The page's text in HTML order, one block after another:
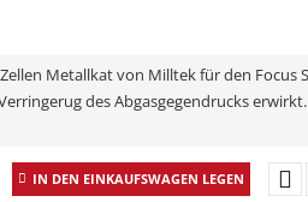
Metallkat von Milltek für den
des Abgasgegendrucks
IN DEN EINKAUFSWAGEN LEGEN